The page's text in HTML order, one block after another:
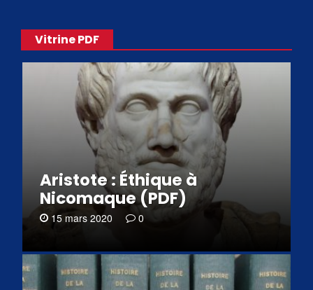
Vitrine PDF
Aristote : Éthique à
Nicomaque (PDF)
15 mars 2020 0